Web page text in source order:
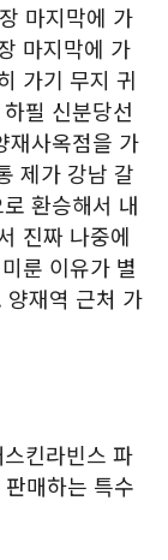
마지막에 가
마지막에 가
가기 무지 귀
필 신분당선
재사옥점을 가
제가 강남 갈
환승해서 내
진짜 나중에
룬 이유가 별
재역 근처 가
킨라빈스 파
매하는 특수